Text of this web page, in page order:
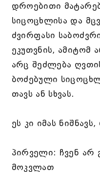
დროებითი
სიცოცხლისა და
ძვირფასი
ეკუთვნის, ამიტომ
არც შეძლება
ბოძებული
თავს ან სხვას.
ეს კი იმას
პირველი: ჩვენ არ
მოკვლათ